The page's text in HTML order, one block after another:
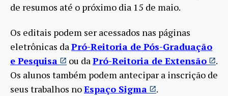
de resumos até o próximo dia 15 de maio.
Os editais podem ser acessados nas páginas
eletrônicas daPró-Reitoria de Pós-Graduação
e Pesquisa
ou daPró-Reitoria de Extensão
.
Os alunos também podem antecipar a inscrição de
seus trabalhos noEspaço Sigma .